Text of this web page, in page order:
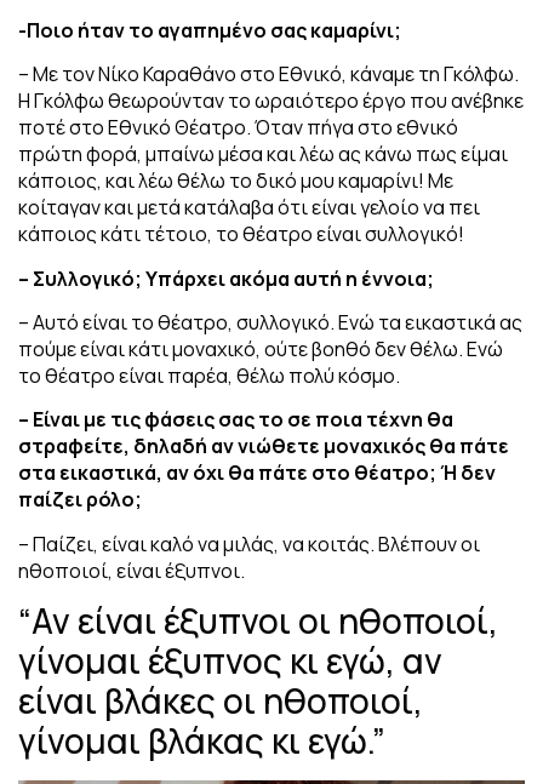
-Ποιο ήταν το αγαπημένο σας καμαρίνι;
– Με τον Νίκο Καραθάνο στο Εθνικό, κάναμε τη Γκόλφω.
Η Γκόλφω θεωρούνταν το ωραιότερο έργο που ανέβηκε
ποτέ στο Εθνικό Θέατρο. Όταν πήγα στο εθνικό
πρώτη φορά, μπαίνω μέσα και λέω ας κάνω πως είμαι
κάποιος, και λέω θέλω το δικό μου καμαρίνι! Με
κοίταγαν και μετά κατάλαβα ότι είναι γελοίο να πει
κάποιος κάτι τέτοιο, το θέατρο είναι συλλογικό!
– Συλλογικό; Υπάρχει ακόμα αυτή η έννοια;
– Αυτό είναι το θέατρο, συλλογικό. Ενώ τα εικαστικά ας
πούμε είναι κάτι μοναχικό, ούτε βοηθό δεν θέλω. Ενώ
το θέατρο είναι παρέα, θέλω πολύ κόσμο.
– Είναι με τις φάσεις σας το σε ποια τέχνη θα
στραφείτε, δηλαδή αν νιώθετε μοναχικός θα πάτε
στα εικαστικά, αν όχι θα πάτε στο θέατρο; Ή δεν
παίζει ρόλο;
– Παίζει, είναι καλό να μιλάς, να κοιτάς. Βλέπουν οι
ηθοποιοί, είναι έξυπνοι.
“Αν είναι έξυπνοι οι ηθοποιοί,
γίνομαι έξυπνος κι εγώ, αν
είναι βλάκες οι ηθοποιοί,
γίνομαι βλάκας κι εγώ.”